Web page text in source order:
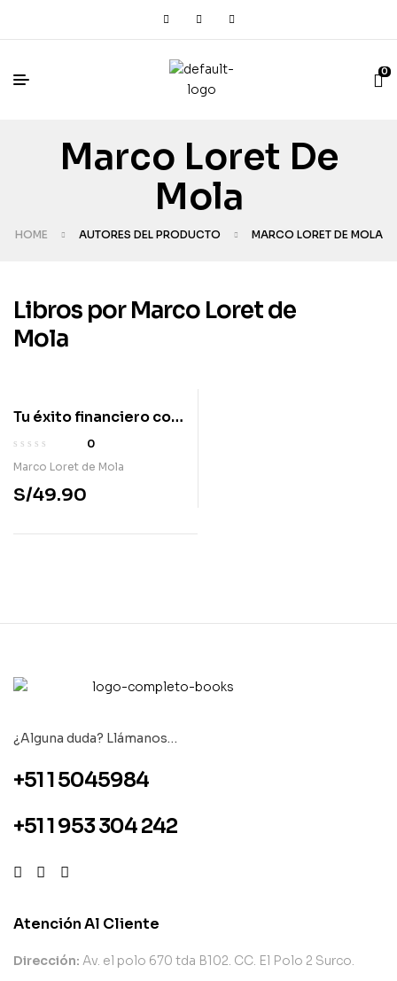
0
Marco Loret De
Mola
HOME AUTORES DEL PRODUCTO MARCO LORET DE MOLA
Libros por Marco Loret de
Mola
Tu éxito financiero con
manzanitas
0
Marco Loret de Mola
S/49.90
¿Alguna duda? Llámanos…
+51 1 5045984
+51 1 953 304 242
Atención Al Cliente
Dirección: Av. el polo 670 tda B102. CC. El Polo 2 Surco.